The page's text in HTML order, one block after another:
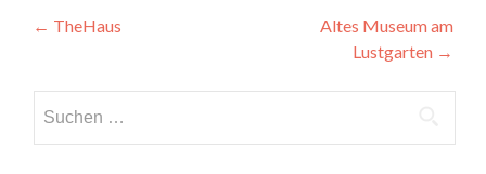
Artikel-
← TheHaus
Altes Museum am
Lustgarten →
nach: